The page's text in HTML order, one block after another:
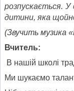
розпускається. У
дитини, яка
(Звучить музика
Вчитель:
В нашій школі
Ми шукаємо